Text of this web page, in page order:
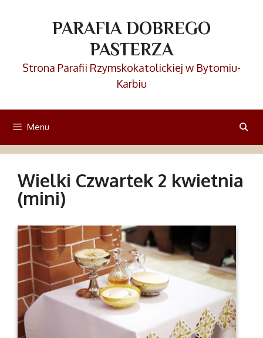
PARAFIA DOBREGO
PASTERZA
Strona Parafii Rzymskokatolickiej w Bytomiu-
Karbiu
Menu
Wielki Czwartek 2 kwietnia
(mini)